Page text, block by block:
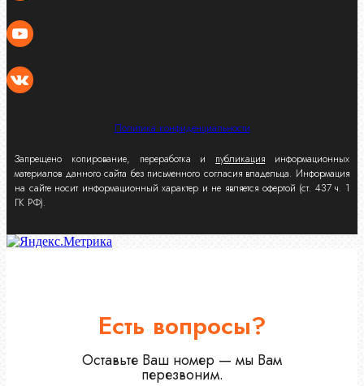
Политика конфиденциальности
Запрещено копирование, переработка и публикация информационных
материалов данного сайта без письменного согласия владельца. Информация
на сайте носит информационный характер и не является офертой (ст. 437 ч. 1
ГК РФ).
Есть вопросы?
Оставьте Ваш номер — мы Вам
перезвоним.